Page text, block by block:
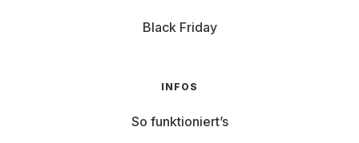
Black Friday
INFOS
So funktioniert’s